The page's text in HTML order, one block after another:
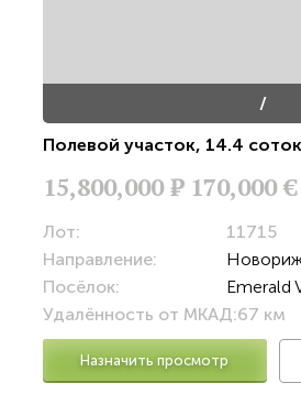
/
Полевой участок, 14.4 соток
15,800,000Р 170,000 €
Лот:
11715
Направление:
Посёлок:
Emerald
Удалённость от МКАД:67 км
Назначить просмотр